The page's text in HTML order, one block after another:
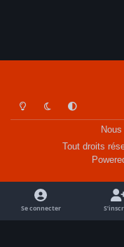
Light ModeDark ModeSystem
Tout droits
Se connecter